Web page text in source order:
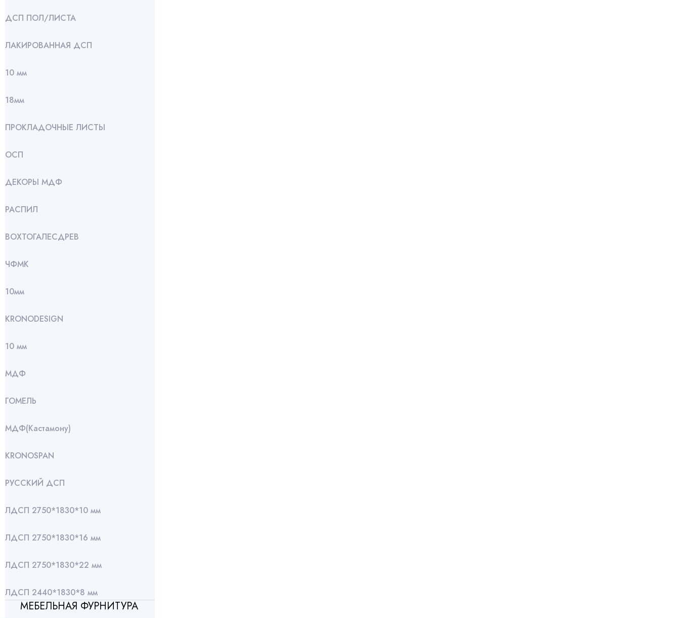
ДСП ПОЛ/ЛИСТА
ЛАКИРОВАННАЯ ДСП
10 мм
18мм
ПРОКЛАДОЧНЫЕ ЛИСТЫ
ОСП
ДЕКОРЫ МДФ
РАСПИЛ
ВОХТОГАЛЕСДРЕВ
ЧФМК
10мм
KRONODESIGN
10 мм
МДФ
ГОМЕЛЬ
МДФ(Кастамону)
KRONOSPAN
РУССКИЙ ДСП
ЛДСП 2750*1830*10 мм
ЛДСП 2750*1830*16 мм
ЛДСП 2750*1830*22 мм
ЛДСП 2440*1830*8 мм
МЕБЕЛЬНАЯ ФУРНИТУРА